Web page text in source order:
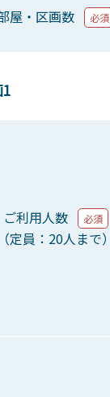
屋・区画数 必須
ご利用人数 必須
（定員：20人まで）